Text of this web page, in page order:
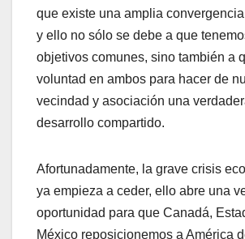
que existe una amplia
y ello no sólo se debe a que
objetivos comunes, sino también a
voluntad en ambos para hacer de
vecindad y asociación una
desarrollo compartido.
Afortunadamente, la grave crisis
ya empieza a ceder, ello abre una
oportunidad para que Canadá,
México reposicionemos a América